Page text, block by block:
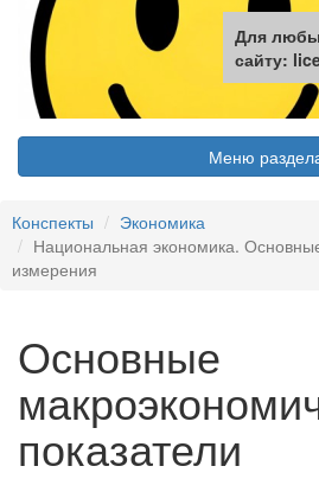
Меню
Конспекты
Экономика
Национальная экономика.
измерения
Основные
показатели
Для
сайту: